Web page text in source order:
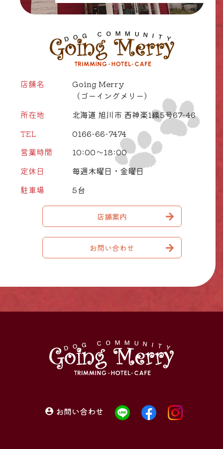
店舗名
Going Merry
（ゴーイングメリー）
所在地
北海道 旭川市 西神楽1線5号67-46
TEL
0166-66-7474
営業時間
10:00～18:00
定休日
毎週木曜日・金曜日
駐車場
5台
店舗案内
お問い合わせ
お問い合わせ